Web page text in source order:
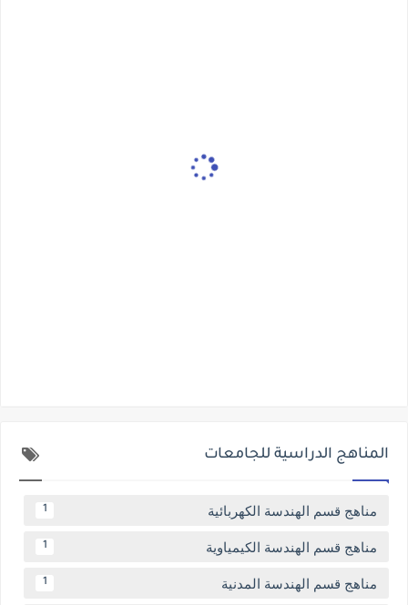
المناهج الدراسية للجامعات
مناهج قسم الهندسة الكهربائية 1
مناهج قسم الهندسة الكيمياوية 1
مناهج قسم الهندسة المدنية 1